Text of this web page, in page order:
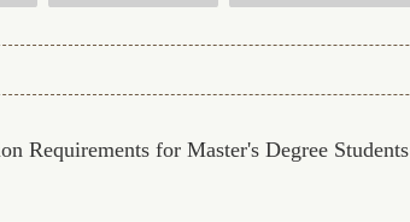
Requirements for Master's Degree Students